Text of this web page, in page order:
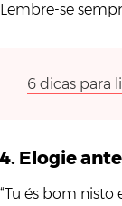
Lembre-se
6 dicas para
4. Elogie
“Tu és bom